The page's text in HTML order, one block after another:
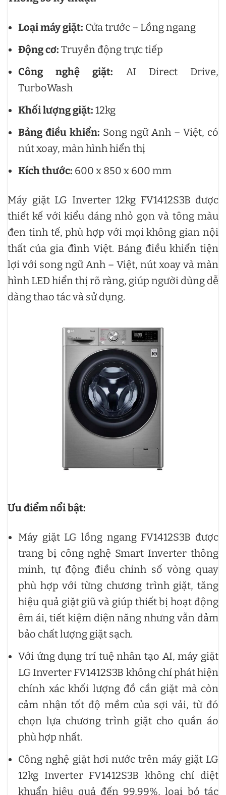
Loại máy giặt: Cửa trước – Lồng ngang
Động cơ: Truyền động trực tiếp
Công nghệ giặt: AI Direct Drive,
TurboWash
Khối lượng giặt: 12kg
Bảng điều khiển: Song ngữ Anh – Việt, có
nút xoay, màn hình hiển thị
Kích thước: 600 x 850 x 600 mm
Máy giặt LG Inverter 12kg FV1412S3B được
thiết kế với kiểu dáng nhỏ gọn và tông màu
đen tinh tế, phù hợp với mọi không gian nội
thất của gia đình Việt. Bảng điều khiển tiện
lợi với song ngữ Anh – Việt, nút xoay và màn
hình LED hiển thị rõ ràng, giúp người dùng dễ
dàng thao tác và sử dụng.
Ưu điểm nổi bật:
Máy giặt LG lồng ngang FV1412S3B được
trang bị công nghệ Smart Inverter thông
minh, tự động điều chỉnh số vòng quay
phù hợp với từng chương trình giặt, tăng
hiệu quả giặt giũ và giúp thiết bị hoạt động
êm ái, tiết kiệm điện năng nhưng vẫn đảm
bảo chất lượng giặt sạch.
Với ứng dụng trí tuệ nhân tạo AI, máy giặt
LG Inverter FV1412S3B không chỉ phát hiện
chính xác khối lượng đồ cần giặt mà còn
cảm nhận tốt độ mềm của sợi vải, từ đó
chọn lựa chương trình giặt cho quần áo
phù hợp nhất.
Công nghệ giặt hơi nước trên máy giặt LG
12kg Inverter FV1412S3B không chỉ diệt
khuẩn hiệu quả đến 99,99%, loại bỏ tác